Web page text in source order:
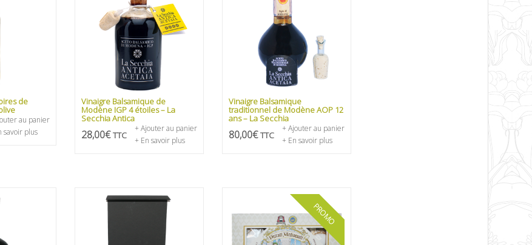
de
au panier
savoir plus
Vinaigre Balsamique de
Modène IGP 4 étoiles – La
Secchia Antica
28,00€ TTC
+ Ajouter au panier
+ En savoir plus
Vinaigre Balsamique
traditionnel de Modène AOP 12
ans – La Secchia
80,00€ TTC
+ Ajouter au panier
+ En savoir plus
PROMO